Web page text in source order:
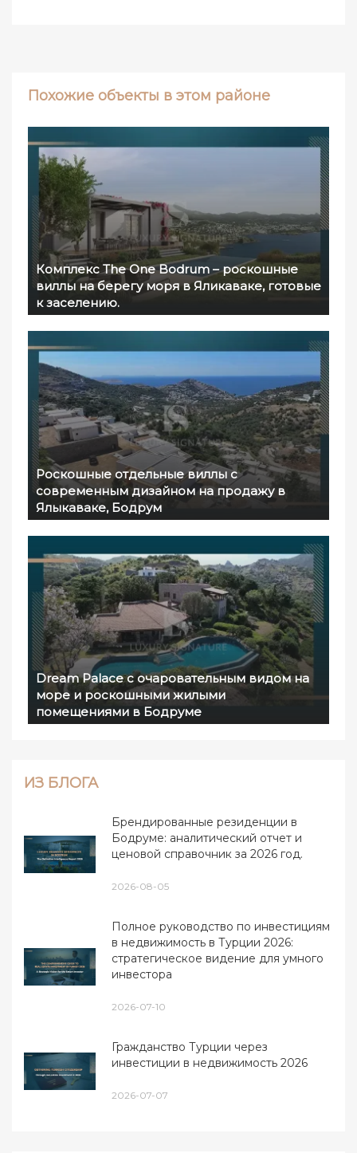
Похожие объекты в этом районе
Комплекс The One Bodrum – роскошные
виллы на берегу моря в Яликаваке, готовые
к заселению.
Роскошные отдельные виллы с
современным дизайном на продажу в
Ялыкаваке, Бодрум
Dream Palace с очаровательным видом на
море и роскошными жилыми
помещениями в Бодруме
ИЗ БЛОГА
Брендированные резиденции в
Бодруме: аналитический отчет и
ценовой справочник за 2026 год.
2026-08-05
Полное руководство по инвестициям
в недвижимость в Турции 2026:
стратегическое видение для умного
инвестора
2026-07-10
Гражданство Турции через
инвестиции в недвижимость 2026
2026-07-07